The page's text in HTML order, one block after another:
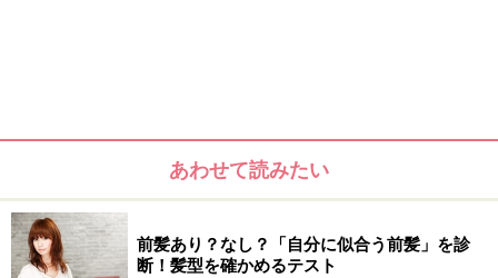
あわせて読みたい
前髪あり？なし？「自分に似合う前髪」を診
断！髪型を確かめるテスト